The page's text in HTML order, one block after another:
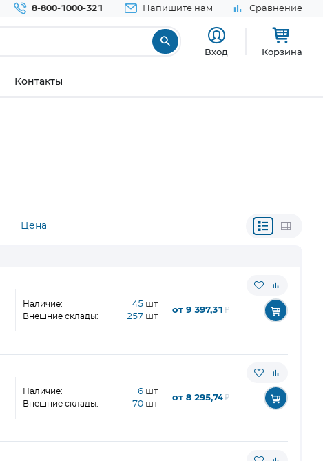
8-800-1000-321 Напишите нам Сравнение
Вход Корзина
Контакты
Цена
Наличие: 45 шт
Внешние склады: 257 шт
от 9 397,31 ₽
Наличие: 6 шт
Внешние склады: 70 шт
от 8 295,74₽